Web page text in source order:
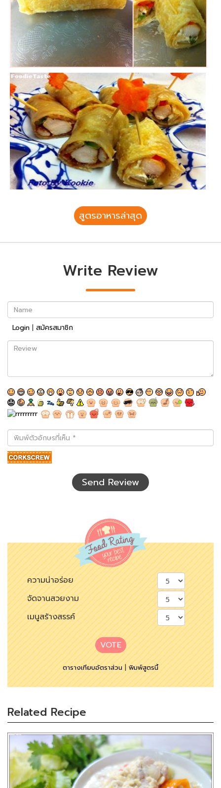
สูตรอาหารล่าสุด
Write Review
Name
Login | สมัครสมาชิก
Review
พิมพ์
ตัว
อักษร
ที่
Send Review
ความน่าอร่อย
จัดจานสวยงาม
เมนูสร้างสรรค์
VOTE
ตารางเทียบอัตราส่วน|พิมพ์สูตรนี้
Related Recipe